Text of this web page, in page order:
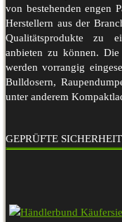
von bestehenden engen
Herstellern aus der
Qualitätsprodukte zu
anbieten zu können. Die
werden vorrangig
Bulldosern,
unter anderem
GEPRÜFTE SICHERHEIT